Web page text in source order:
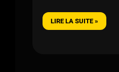
LIRE LA SUITE »